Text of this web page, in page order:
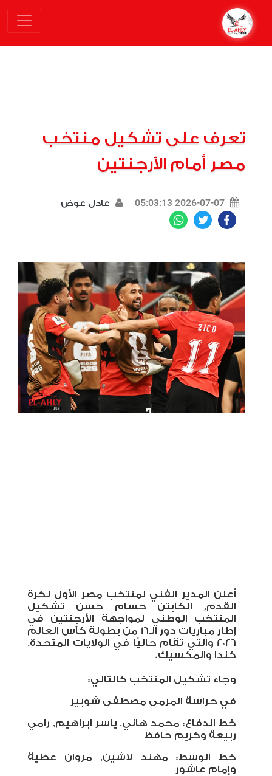
تعرف على تشكيل منتخب
مصر أمام الأرجنتين
2026-07-07 05:03:13 عادل عوض
Facebook
Twitter
أعلن المدير الفني لمنتخب مصر الأول لكرة
القدم, الكابتن حسام حسن تشكيل
المنتخب الوطني لمواجهة الأرجنتين في
إطار مباريات دور الـ16 من بطولة كأس العالم
2026 والتي تقام حاليًا في الولايات المتحدة,
كندا والمكسيك.
وجاء تشكيل المنتخب كالتالي:
في حراسة المرمى مصطفى شوبير
خط الدفاع: محمد هاني, ياسر ابراهيم, رامي
ربيعة وكريم حافظ
خط الوسط: مهند لاشين, مروان عطية
وإمام عاشور